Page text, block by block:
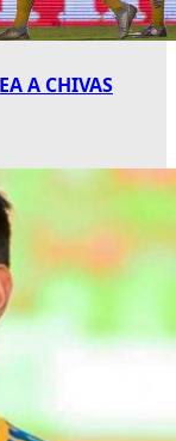
A CHIVAS